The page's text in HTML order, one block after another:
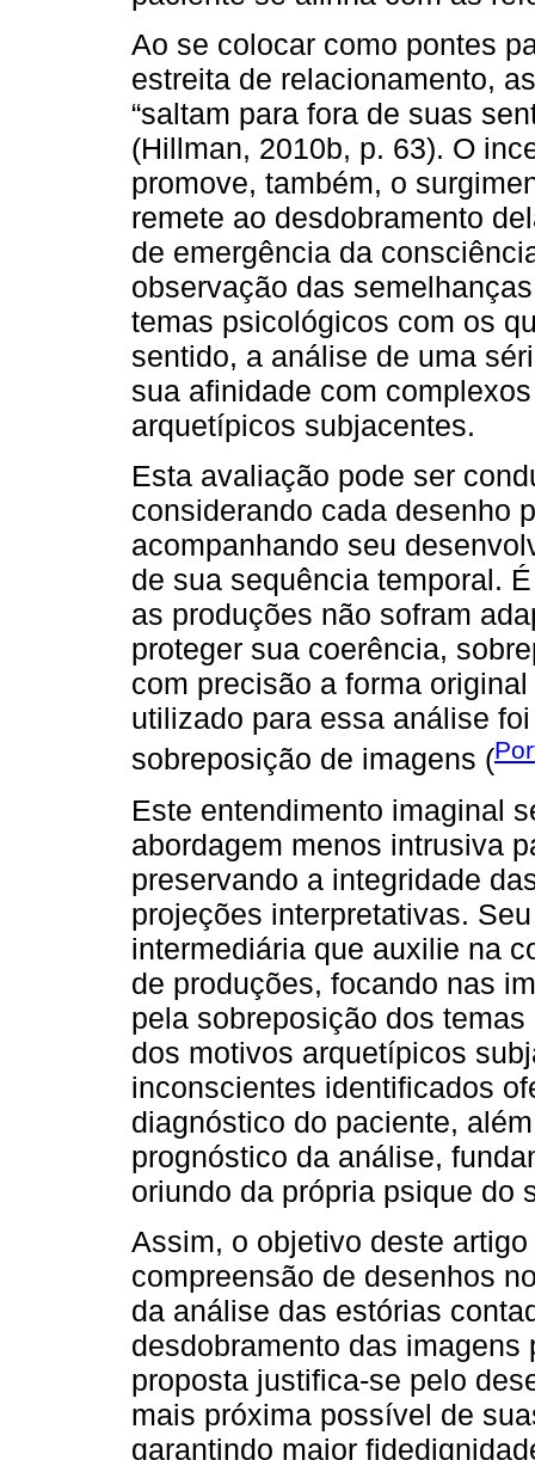
Ao se colocar como pontes
estreita de relacionamento,
“saltam para fora de suas
(Hillman, 2010b, p. 63). O
promove, também, o
remete ao desdobramento
de emergência da
observação das
temas psicológicos com os
sentido, a análise de uma
sua afinidade com
arquetípicos subjacentes.
Esta avaliação pode ser
considerando cada desenho
acompanhando seu
de sua sequência temporal.
as produções não sofram
proteger sua coerência,
com precisão a forma
utilizado para essa análise
sobreposição de imagens (
Este entendimento imaginal
abordagem menos intrusiva
preservando a integridade
projeções interpretativas.
intermediária que auxilie na
de produções, focando nas
pela sobreposição dos
dos motivos arquetípicos
inconscientes identificados
diagnóstico do paciente,
prognóstico da análise,
oriundo da própria psique do
Assim, o objetivo deste
compreensão de desenhos
da análise das estórias
desdobramento das
proposta justifica-se pelo
mais próxima possível de
garantindo maior